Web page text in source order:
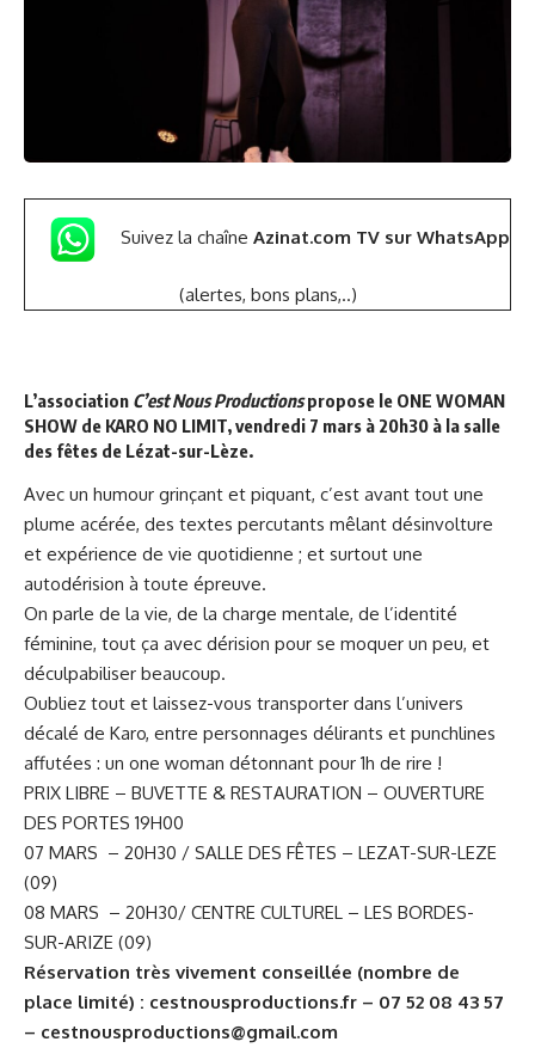
Suivez la chaîne Azinat.com TV sur WhatsApp
(alertes, bons plans,..)
L’association C’est Nous Productionspropose le ONE WOMAN
SHOW de KARO NO LIMIT, vendredi 7 mars à 20h30 à la salle
des fêtes de Lézat-sur-Lèze.
Avec un humour grinçant et piquant, c’est avant tout une
plume acérée, des textes percutants mêlant désinvolture
et expérience de vie quotidienne ; et surtout une
autodérision à toute épreuve.
On parle de la vie, de la charge mentale, de l’identité
féminine, tout ça avec dérision pour se moquer un peu, et
déculpabiliser beaucoup.
Oubliez tout et laissez-vous transporter dans l’univers
décalé de Karo, entre personnages délirants et punchlines
affutées : un one woman détonnant pour 1h de rire !
PRIX LIBRE – BUVETTE & RESTAURATION – OUVERTURE
DES PORTES 19H00
07 MARS – 20H30 / SALLE DES FÊTES – LEZAT-SUR-LEZE
(09)
08 MARS – 20H30/ CENTRE CULTUREL – LES BORDES-
SUR-ARIZE (09)
Réservation très vivement conseillée (nombre de
place limité) : cestnousproductions.fr – 07 52 08 43 57
– cestnousproductions@gmail.com